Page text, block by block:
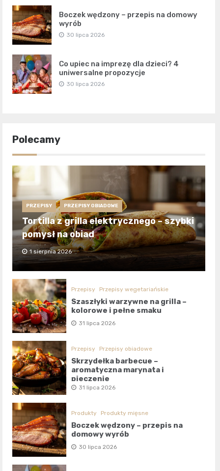
Boczek wędzony – przepis na domowy
wyrób
30 lipca 2026
Co upiec na imprezę dla dzieci? 4
uniwersalne propozycje
30 lipca 2026
Polecamy
PRZEPISY PRZEPISY OBIADOWE
Tortilla z grilla elektrycznego – szybki
pomysł na obiad
1 sierpnia 2026
Przepisy Przepisy wegetariańskie
Szaszłyki warzywne na grilla –
kolorowe i pełne smaku
31 lipca 2026
Przepisy Przepisy obiadowe
Skrzydełka barbecue –
aromatyczna marynata i
pieczenie
31 lipca 2026
Produkty Produkty mięsne
Boczek wędzony – przepis na
domowy wyrób
30 lipca 2026